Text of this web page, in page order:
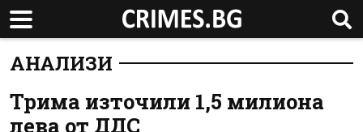
АНАЛИЗИ
Трима източили 1,5 милиона
лева от ДДС